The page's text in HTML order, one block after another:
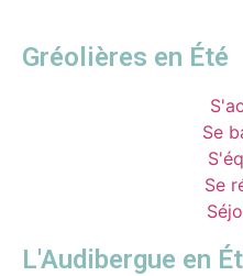
Gréolières en Été
Se
Se
L'Audibergue en